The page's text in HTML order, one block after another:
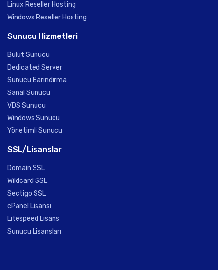
Linux Reseller Hosting
Windows Reseller Hosting
Sunucu Hizmetleri
Bulut Sunucu
Dedicated Server
Sunucu Barındırma
Sanal Sunucu
VDS Sunucu
Windows Sunucu
Yönetimli Sunucu
SSL/Lisanslar
Domain SSL
Wildcard SSL
Sectigo SSL
cPanel Lisansı
Litespeed Lisans
Sunucu Lisansları